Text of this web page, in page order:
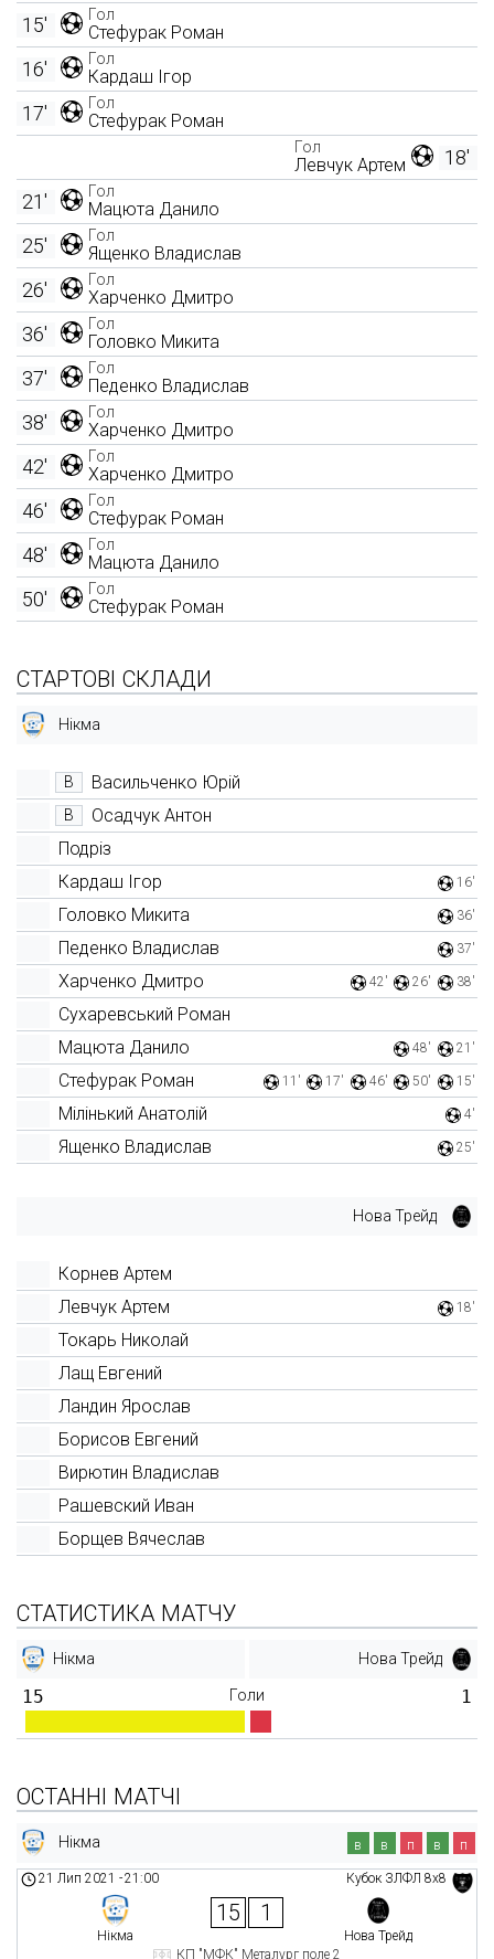
Гол
Стефурак Роман
15'
Гол
Кардаш Ігор
16'
Гол
Стефурак Роман
17'
18'
Гол
Левчук Артем
Гол
Мацюта Данило
21'
Гол
Ященко Владислав
25'
Гол
Харченко Дмитро
26'
Гол
Головко Микита
36'
Гол
Педенко Владислав
37'
Гол
Харченко Дмитро
38'
Гол
Харченко Дмитро
42'
Гол
Стефурак Роман
46'
Гол
Мацюта Данило
48'
Гол
Стефурак Роман
50'
СТАРТОВІ СКЛАДИ
Нікма
В Васильченко Юрій
В
Осадчук Антон
Подріз
Кардаш Ігор
16'
Головко Микита 36'
Педенко Владислав 37'
Харченко Дмитро 42' 26' 38'
Сухаревський Роман
Мацюта Данило
48' 21'
Стефурак Роман 11' 17' 46' 50' 15'
Мілінький Анатолій 4'
Ященко Владислав 25'
Нова Трейд
Корнев Артем
Левчук Артем
18'
Токарь Николай
Лащ Евгений
Ландин Ярослав
Борисов Евгений
Вирютин Владислав
Рашевский Иван
Борщев Вячеслав
СТАТИСТИКА МАТЧУ
Нікма Нова Трейд
15 Голи 1
ОСТАННІ МАТЧІ
Нікма в в п в п
Кубок ЗЛФЛ 8х8
21 Лип 2021 -21:00
Нікма
15 1
Нова Трейд
КП "МФК" Металург поле 2